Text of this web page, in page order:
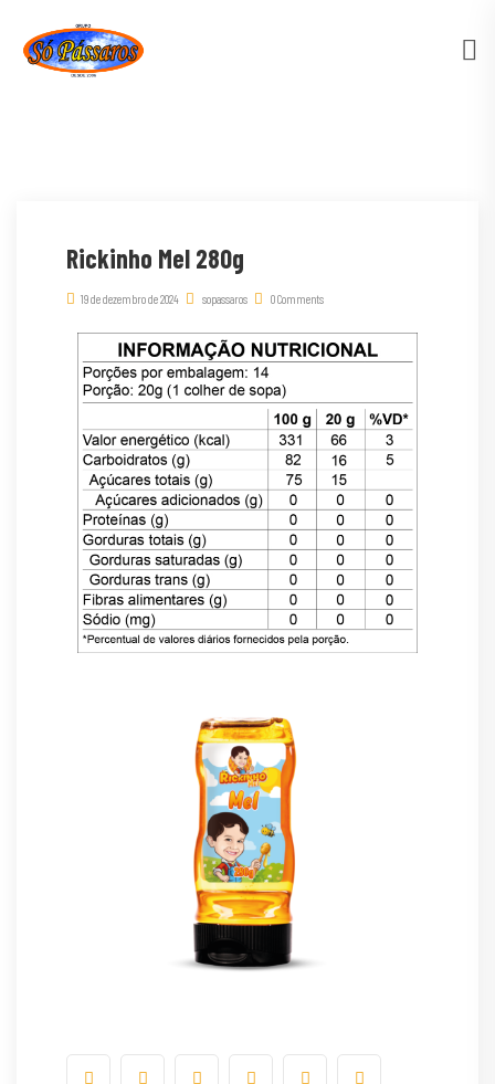
Rickinho Mel 280g
19 de dezembro de 2024 sopassaros 0 Comments